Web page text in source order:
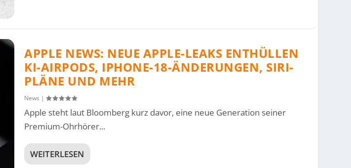
APPLE NEWS: NEUE APPLE-LEAKS ENTHÜLLEN
KI-AIRPODS, IPHONE-18-ÄNDERUNGEN, SIRI-
PLÄNE UND MEHR
News |
Apple steht laut Bloomberg kurz davor, eine neue Generation seiner
Premium-Ohrhörer...
WEITERLESEN